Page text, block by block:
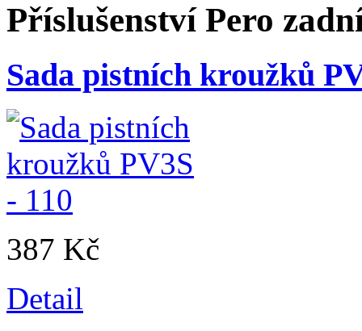
Příslušenství Pero
Sada pistních kroužků
387 Kč
Detail